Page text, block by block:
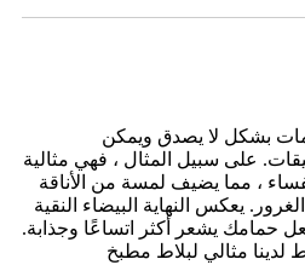
بشكل لا يصدق ويمكن
على سبيل المثال ، فهي مثالية
، مما يضيف لمسة من الأناقة
يعكس النهاية البيضاء النقية
حمامك يشعر أكثر اتساعًا وجذابة.
لدينا مثالي لبلاط مطبخ